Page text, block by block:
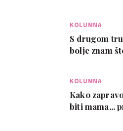
KOLUMNA
S drugom
bolje znam
KOLUMNA
Kako
biti mama...